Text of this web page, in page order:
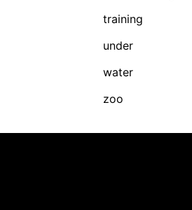
training
under
water
zoo